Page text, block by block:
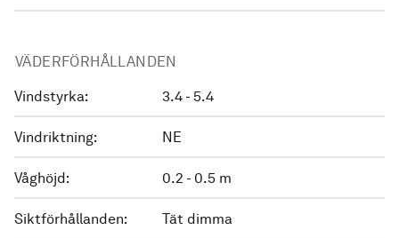
VÄDERFÖRHÅLLANDEN
Vindstyrka: 3.4 - 5.4
Vindriktning: NE
Våghöjd: 0.2 - 0.5 m
Siktförhållanden: Tät dimma